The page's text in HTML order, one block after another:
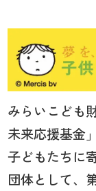
みらいこども
未来応援基金
子どもたちに
団体として、